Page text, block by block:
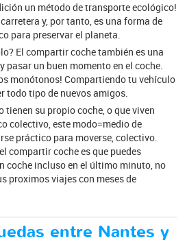
un método de transporte ecológico!
y, por tanto, es una forma de
para preservar el planeta.
El compartir coche también es una
pasar un buen momento en el coche.
monótonos! Compartiendo tu vehículo
todo tipo de nuevos amigos.
tienen su propio coche, o que viven
colectivo, este modo=medio de
práctico para moverse, colectivo.
compartir coche es que puedes
coche incluso en el último minuto, no
proximos viajes con meses de
entre Nantes y